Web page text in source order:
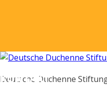
KONTAKT
Deutsche Duchenne